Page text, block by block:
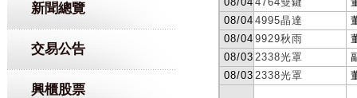
新聞總覽
交易公告
興櫃股票